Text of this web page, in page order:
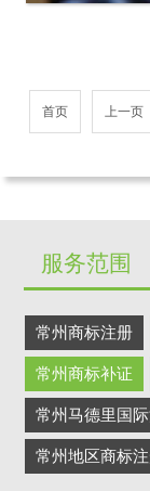
首页 上一页
服务范围
常州商标注册
常州商标补证
常州马德里国
常州地区商标